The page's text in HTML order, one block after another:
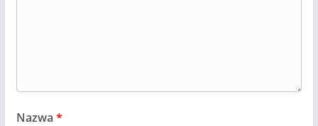
Nazwa *